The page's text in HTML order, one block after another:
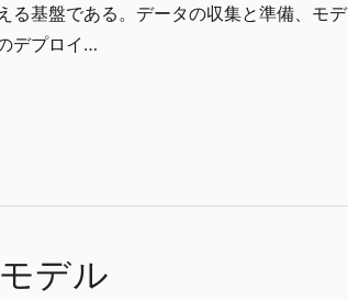
る基盤である。データの収集と準備、モデ
デプロイ…
デル